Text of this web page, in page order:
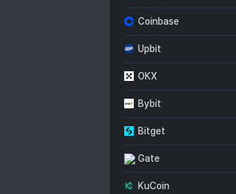
Coinbase
Upbit
OKX
Bybit
Bitget
Gate
KuCoin